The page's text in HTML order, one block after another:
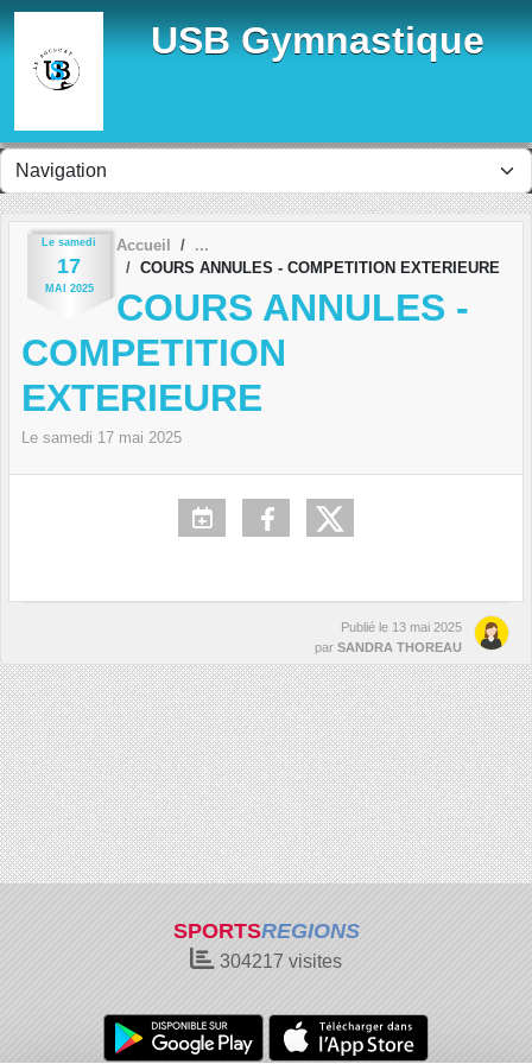
USB Gymnastique
Le samedi
17
MAI 2025
Accueil
COURS ANNULES - COMPETITION EXTERIEURE
COURS ANNULES -
COMPETITION
EXTERIEURE
Le samedi 17 mai 2025
Publié le 13 mai 2025
par SANDRA THOREAU
SPORTSREGIONS
304217 visites
Panneau de gestion des cookies